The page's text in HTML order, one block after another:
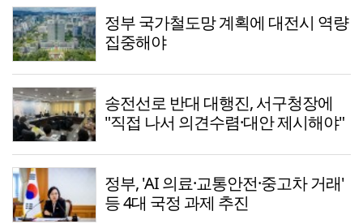
정부 국가철도망 계획에 대전시 역량
집중해야
송전선로 반대 대행진, 서구청장에
"직접 나서 의견수렴·대안 제시해야"
정부, 'AI 의료·교통안전·중고차 거래'
등 4대 국정 과제 추진